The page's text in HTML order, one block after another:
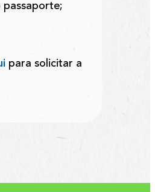
passaporte;
para solicitar a